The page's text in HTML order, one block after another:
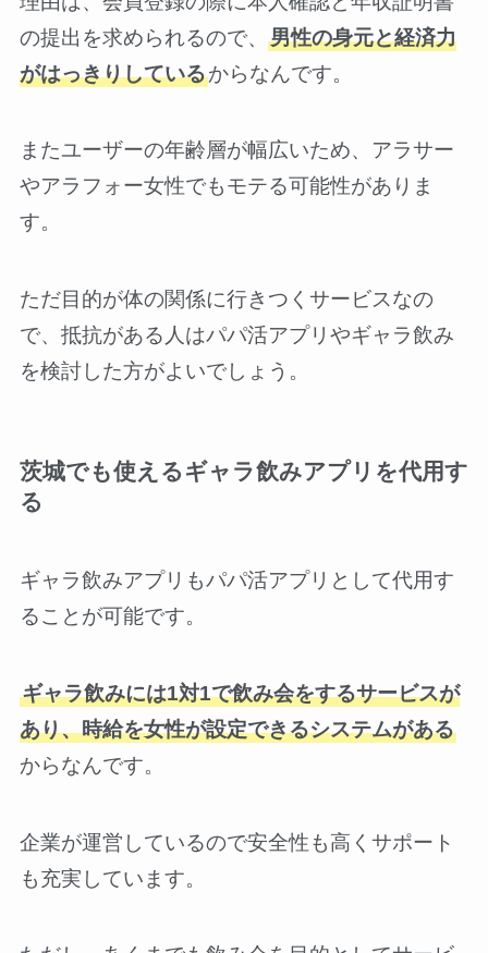
の提出を求められるので、 男性の身元と経済力
がはっきりしているからなんです。
またユーザーの年齢層が幅広いため、アラサー
やアラフォー女性でもモテる可能性がありま
す。
ただ目的が体の関係に行きつくサービスなの
で、抵抗がある人はパパ活アプリやギャラ飲み
を検討した方がよいでしょう。
茨城でも使えるギャラ飲みアプリを代用す
る
ギャラ飲みアプリもパパ活アプリとして代用す
ることが可能です。
ギャラ飲みには1対1で飲み会をするサービスが
あり、時給を女性が設定できるシステムがある
からなんです。
企業が運営しているので安全性も高くサポート
も充実しています。